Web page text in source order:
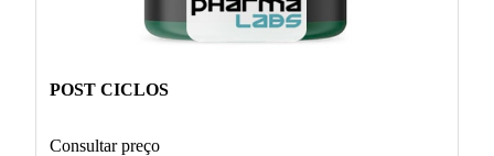
POST CICLOS
Consultar preço